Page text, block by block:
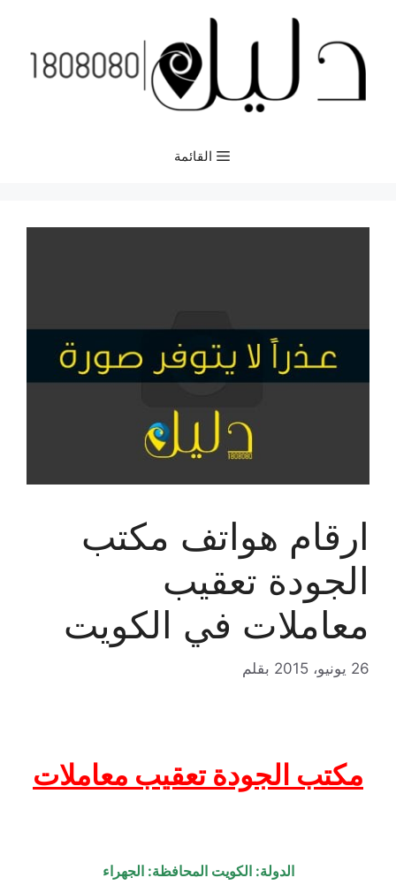
المحتوى
القائمة
ارقام هواتف مكتب
الجودة تعقيب
معاملات في الكويت
26 يونيو، 2015 بقلم
مكتب الجودة تعقيب معاملات
الدولة: الكويت المحافظة: الجهراء